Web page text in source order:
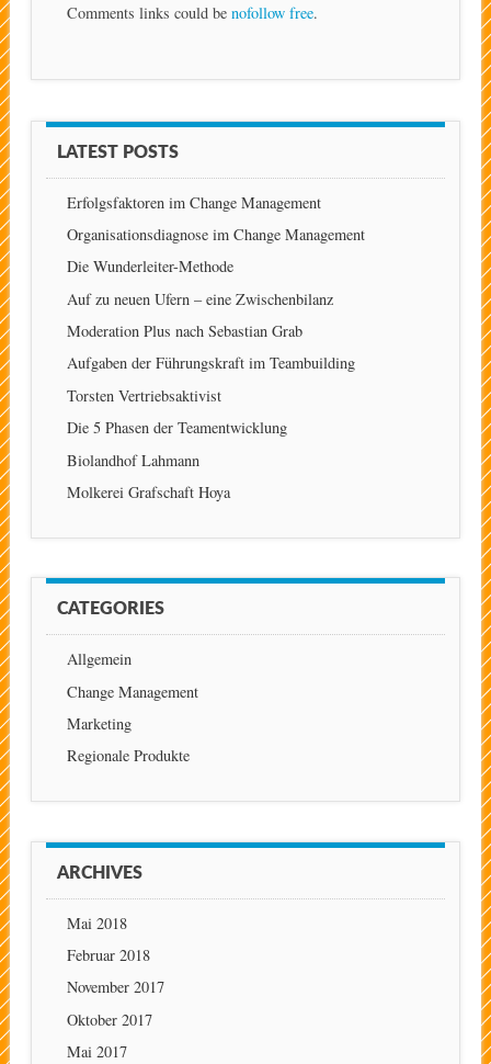
Comments links could be nofollow free.
LATEST POSTS
Erfolgsfaktoren im Change Management
Organisationsdiagnose im Change Management
Die Wunderleiter-Methode
Auf zu neuen Ufern – eine Zwischenbilanz
Moderation Plus nach Sebastian Grab
Aufgaben der Führungskraft im Teambuilding
Torsten Vertriebsaktivist
Die 5 Phasen der Teamentwicklung
Biolandhof Lahmann
Molkerei Grafschaft Hoya
CATEGORIES
Allgemein
Change Management
Marketing
Regionale Produkte
ARCHIVES
Mai 2018
Februar 2018
November 2017
Oktober 2017
Mai 2017